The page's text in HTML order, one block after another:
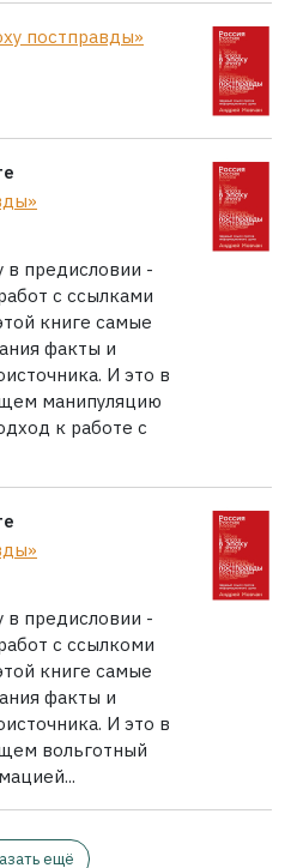
постправды»
в предисловии -
с ссылками
книге самые
факты и
И это в
манипуляцию
к работе с
в предисловии -
с ссылкоми
книге самые
факты и
И это в
вольготный
ещё